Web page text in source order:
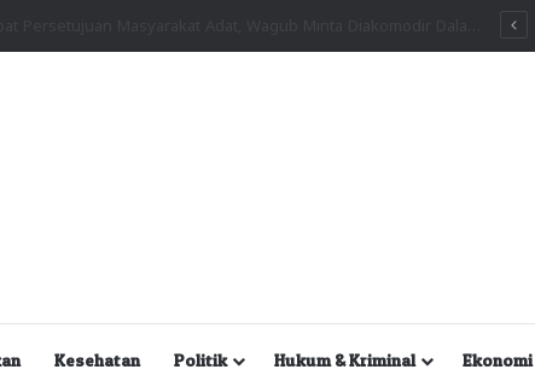
Kesehatan Politik Hukum & Kriminal